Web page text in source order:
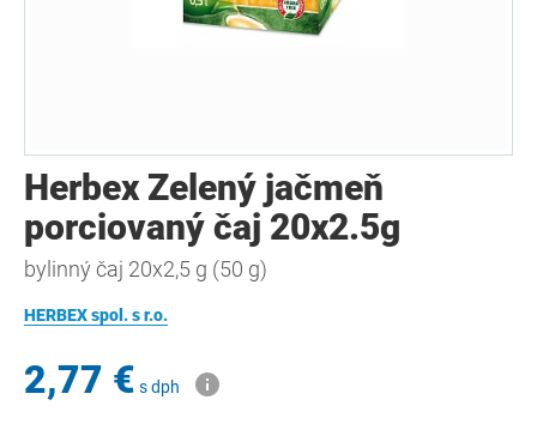
Herbex Zelený jačmeň
porciovaný čaj 20x2.5g
bylinný čaj 20x2,5 g (50 g)
HERBEX spol. s r.o.
2,77 € s dph